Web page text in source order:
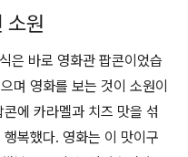
소원
은 바로 영화관 팝콘이었습
며 영화를 보는 것이 소원이
에 카라멜과 치즈 맛을 섞
복했다. 영화는 이 맛이구